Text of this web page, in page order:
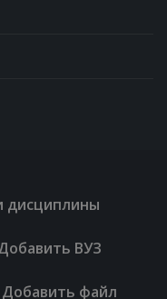
дисциплины
ВУЗ
Добавить файл